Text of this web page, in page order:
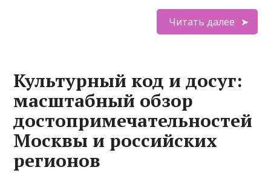
Читать далее
Культурный код и досуг:
масштабный обзор
достопримечательностей
Москвы и российских
регионов